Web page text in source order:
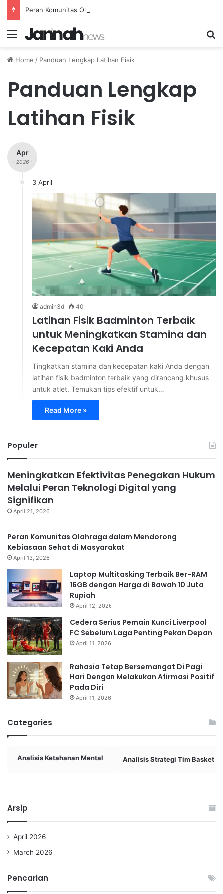
Menu
Home / Panduan Lengkap Latihan Fisik
Panduan Lengkap
Latihan Fisik
Apr
- 2026 -
3 April
admin3d 40
Latihan Fisik Badminton Terbaik
untuk Meningkatkan Stamina dan
Kecepatan Kaki Anda
Tingkatkan stamina dan kecepatan kaki Anda dengan
latihan fisik badminton terbaik yang dirancang khusus
untuk atlet. Temukan tips efektif untuk…
Read More »
Populer
Meningkatkan Efektivitas Penegakan Hukum
Melalui Peran Teknologi Digital yang
Signifikan
April 21, 2026
Peran Komunitas Olahraga dalam Mendorong
Kebiasaan Sehat di Masyarakat
April 13, 2026
Laptop Multitasking Terbaik Ber-RAM
16GB dengan Harga di Bawah 10 Juta
Rupiah
April 12, 2026
Cedera Serius Pemain Kunci Liverpool
FC Sebelum Laga Penting Pekan Depan
April 11, 2026
Rahasia Tetap Bersemangat Di Pagi
Hari Dengan Melakukan Afirmasi Positif
Pada Diri
April 11, 2026
Categories
Analisis Ketahanan Mental Analisis Strategi Tim Basket
Arsip
April 2026
March 2026
Pencarian